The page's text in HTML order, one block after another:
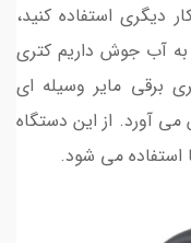
دیگری استفاده کنید،
آب جوش داریم کتری
برقی مایر وسیله ای
آورد. از این دستگاه
استفاده می شود.